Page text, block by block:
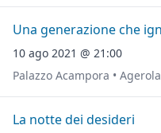
10 ago 2021 @ 21:00
Palazzo Acampora • Agerola
La notte dei desideri